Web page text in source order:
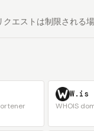
エストは制限される場
W.is
WHOIS